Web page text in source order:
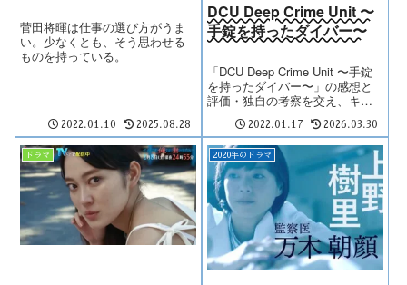
菅田将暉は仕事の選び方がうま
い。少なくとも、そう思わせる
ものを持っている。
2022.01.10 2025.08.28
DCU Deep Crime Unit 〜
手錠を持ったダイバー〜
「DCU Deep Crime Unit 〜手錠
を持ったダイバー〜」の感想と
評価・独自の考察を交え、キャ
ストや配信情報を徹底レビュ
2022.01.17 2026.03.30
ドラマ 2020年のドラマ